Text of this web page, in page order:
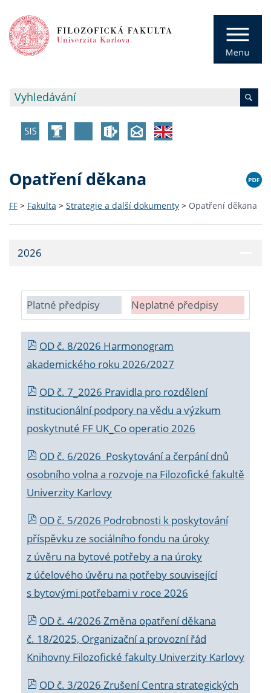
Opatření děkana
FF > Fakulta > Strategie a další dokumenty > Opatření děkana
2026
Platné předpisy Neplatné předpisy
OD č. 8/2026 Harmonogram
akademického roku 2026/2027
OD č. 7_2026 Pravidla pro rozdělení
institucionální podpory na vědu a výzkum
poskytnuté FF UK_Co operatio 2026
OD č. 6/2026 Poskytování a čerpání dnů
osobního volna a rozvoje na Filozofické fakultě
Univerzity Karlovy
OD č. 5/2026 Podrobnosti k poskytování
příspěvku ze sociálního fondu na úroky
z úvěru na bytové potřeby a na úroky
z účelového úvěru na potřeby související
s bytovými potřebami v roce 2026
OD č. 4/2026 Změna opatření děkana
č. 18/2025, Organizační a provozní řád
Knihovny Filozofické fakulty Univerzity Karlovy
OD č. 3/2026 Zrušení Centra strategických